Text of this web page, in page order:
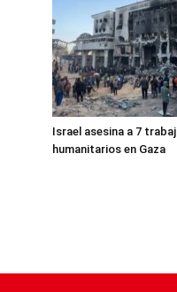
Israel asesina a 7
humanitarios en Gaza